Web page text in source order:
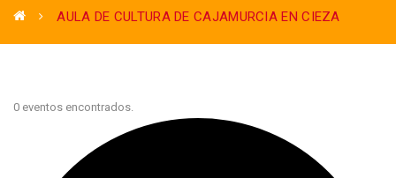
AULA DE CULTURA DE CAJAMURCIA EN CIEZA
0 eventos encontrados.